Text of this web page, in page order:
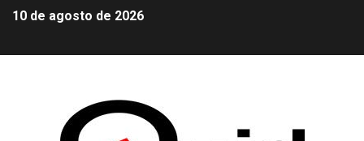
10 de agosto de 2026